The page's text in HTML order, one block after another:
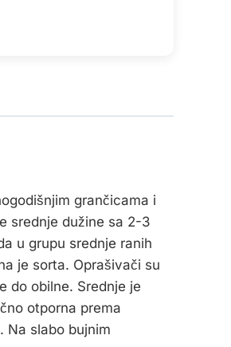
grančicama i
srednje dužine sa 2-3
u grupu srednje ranih
je sorta. Oprašivači su
do obilne. Srednje je
otporna prema
Na slabo bujnim